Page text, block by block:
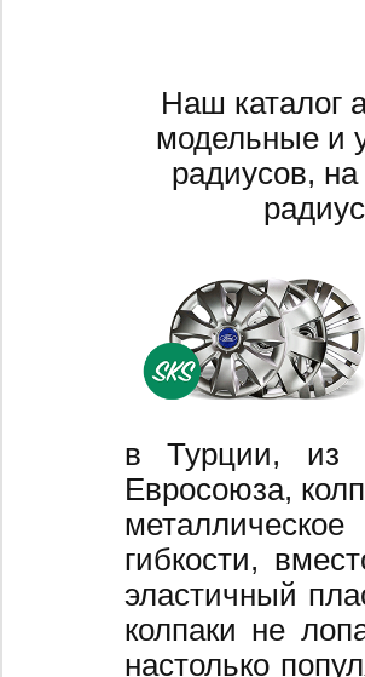
Наш каталог
модельные и
радиусов,
в Турции, из
Евросоюза,
гибкости,
эластичный
колпаки не
настолько